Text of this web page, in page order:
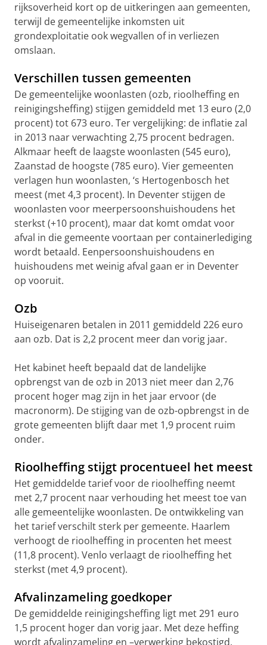
rijksoverheid kort op de uitkeringen aan gemeenten,
terwijl de gemeentelijke inkomsten uit
grondexploitatie ook wegvallen of in verliezen
omslaan.
Verschillen tussen gemeenten
De gemeentelijke woonlasten (ozb, rioolheffing en
reinigingsheffing) stijgen gemiddeld met 13 euro (2,0
procent) tot 673 euro. Ter vergelijking: de inflatie zal
in 2013 naar verwachting 2,75 procent bedragen.
Alkmaar heeft de laagste woonlasten (545 euro),
Zaanstad de hoogste (785 euro). Vier gemeenten
verlagen hun woonlasten, ‘s Hertogenbosch het
meest (met 4,3 procent). In Deventer stijgen de
woonlasten voor meerpersoonshuishoudens het
sterkst (+10 procent), maar dat komt omdat voor
afval in die gemeente voortaan per containerlediging
wordt betaald. Eenpersoonshuishoudens en
huishoudens met weinig afval gaan er in Deventer
op vooruit.
Ozb
Huiseigenaren betalen in 2011 gemiddeld 226 euro
aan ozb. Dat is 2,2 procent meer dan vorig jaar.
Het kabinet heeft bepaald dat de landelijke
opbrengst van de ozb in 2013 niet meer dan 2,76
procent hoger mag zijn in het jaar ervoor (de
macronorm). De stijging van de ozb-opbrengst in de
grote gemeenten blijft daar met 1,9 procent ruim
onder.
Rioolheffing stijgt procentueel het meest
Het gemiddelde tarief voor de rioolheffing neemt
met 2,7 procent naar verhouding het meest toe van
alle gemeentelijke woonlasten. De ontwikkeling van
het tarief verschilt sterk per gemeente. Haarlem
verhoogt de rioolheffing in procenten het meest
(11,8 procent). Venlo verlaagt de rioolheffing het
sterkst (met 4,9 procent).
Afvalinzameling goedkoper
De gemiddelde reinigingsheffing ligt met 291 euro
1,5 procent hoger dan vorig jaar. Met deze heffing
wordt afvalinzameling en –verwerking bekostigd.